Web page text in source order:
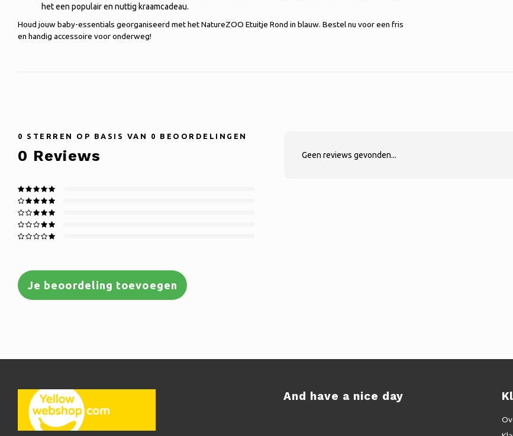
het een populair en nuttig kraamcadeau.
Houd jouw baby-essentials georganiseerd met het NatureZOO Etuitje Rond in blauw. Bestel nu voor een fris
en handig accessoire voor onderweg!
0 STERREN OP BASIS VAN 0 BEOORDELINGEN
0 Reviews
Je beoordeling toevoegen
Geen reviews gevonden...
And have a nice day